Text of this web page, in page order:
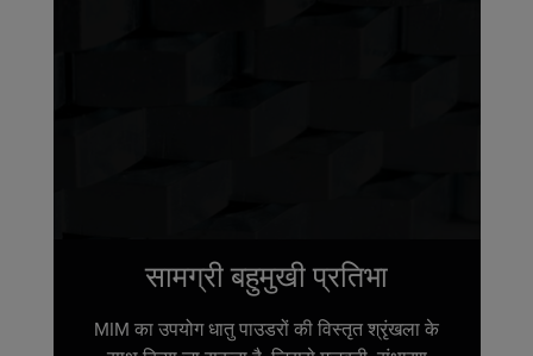
सामग्री बहुमुखी प्रतिभा
MIM का उपयोग धातु पाउडरों की विस्तृत श्रृंखला के